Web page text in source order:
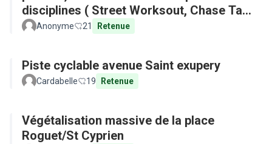
disciplines ( Street Worksout, Chase Tag,
Parkour)
Anonyme 21 Retenue
Piste cyclable avenue Saint exupery
Cardabelle 19 Retenue
Végétalisation massive de la place
Roguet/St Cyprien